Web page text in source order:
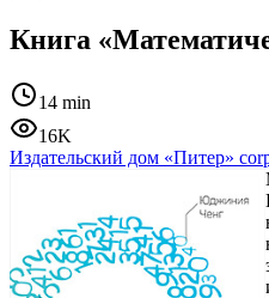
Книга
14 min
16K
Издательский дом «Питер»